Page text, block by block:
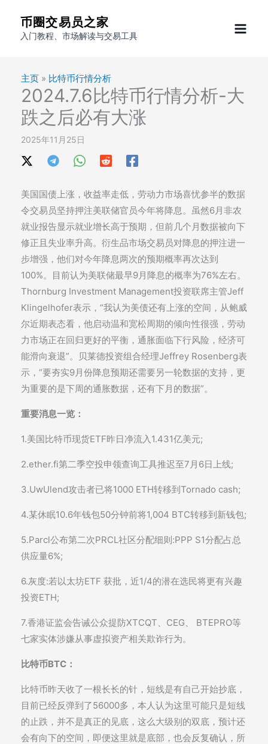
币圈交易员之家
入门教程、市场解读与交易工具
主页 » 比特币行情分析
2024.7.6比特币行情分析-大
跌之后必有大涨
2025年11月25日
美国国债上涨，收益率走低，劳动力市场喜忧参半的数据
令交易员坚持押注美联储官员今年将降息。虽然6月非农
就业报告显示就业增长高于预期，但前几个月数据被向下
修正且失业率升高。衍生品市场交易员对降息的押注进一
步增强，他们对今年降息两次的预期概率再次达到
100%。目前认为美联储最早9月降息的概率为76%左右。
Thornburg Investment Management投资联席主管Jeff
Klingelhofer表示，“我认为美债还有上涨的空间，从鲍威
尔近期表态看，他启动温和宽松周期的倾向性很强，劳动
力市场正在回归更好的平衡，通胀面临下行风险，经济可
能滑向衰退”。贝莱德投资组合经理Jeffrey Rosenberg表
示，“要夯实9月份降息预期还需要另一轮数据的支持，更
为重要的是下周的通胀数据，还有下月的数据”。
重要消息一览：
1.美国比特币现货ETF昨日净流入1.431亿美元;
2.ether.fi第二季空投申领查询工具推迟至7月6日上线;
3.UwUlend攻击者已将1000 ETH转移到Tornado cash;
4.某休眠10.6年钱包50分钟前将1,004 BTC转移到新钱包;
5.Parcl公布第二次PRCL社区分配细则:PPP S1分配占总
供应量6%;
6.灰度:若以太坊ETF 获批，近1/4的潜在选民将更有兴趣
投资ETH;
7.香港证监会告诫公众提防XTCQT、CEG、 BTEPRO等
七家实体涉嫌从事虚拟资产相关欺诈行为。
比特币BTC：
比特币昨天收了一根长长的针，短线是有自己开始抄底，
目前已经反弹到了56000多，本人认为这里可能只是短线
的止跌，并不是真正的见底，这么大级别的双底，预计还
会有向下的空间，即便这里就是底部，也会反复确认，所